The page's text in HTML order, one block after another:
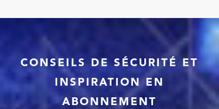
CONSEILS DE SÉCURITÉ ET
INSPIRATION EN
ABONNEMENT